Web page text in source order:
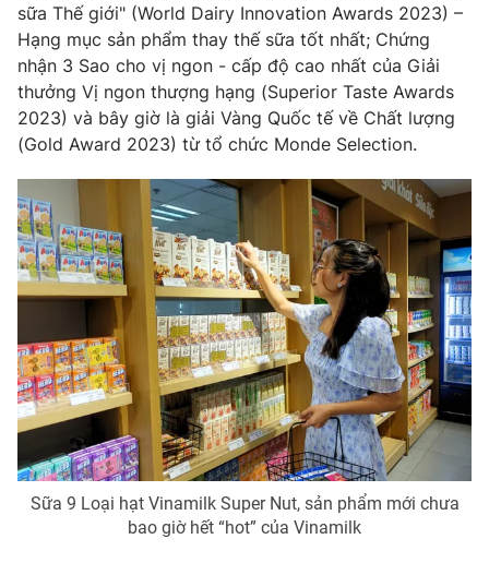
sữa Thế giới" (World Dairy Innovation Awards 2023) –
Hạng mục sản phẩm thay thế sữa tốt nhất; Chứng
nhận 3 Sao cho vị ngon - cấp độ cao nhất của Giải
thưởng Vị ngon thượng hạng (Superior Taste Awards
2023) và bây giờ là giải Vàng Quốc tế về Chất lượng
(Gold Award 2023) từ tổ chức Monde Selection.
Sữa 9 Loại hạt Vinamilk Super Nut, sản phẩm mới chưa
bao giờ hết “hot” của Vinamilk